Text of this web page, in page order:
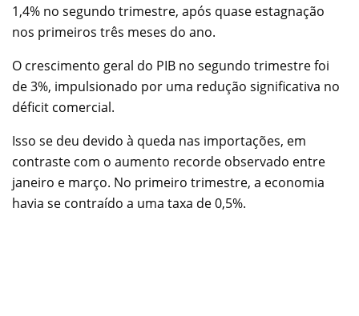
1,4% no segundo trimestre, após quase estagnação
nos primeiros três meses do ano.
O crescimento geral do PIB no segundo trimestre foi
de 3%, impulsionado por uma redução significativa no
déficit comercial.
Isso se deu devido à queda nas importações, em
contraste com o aumento recorde observado entre
janeiro e março. No primeiro trimestre, a economia
havia se contraído a uma taxa de 0,5%.